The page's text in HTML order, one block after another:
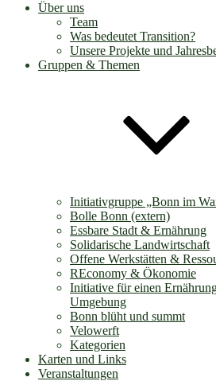
Über uns
Team
Was bedeutet Transition?
Unsere Projekte und
Gruppen & Themen
Initiativgruppe „Bonn im
Bolle Bonn (extern)
Essbare Stadt & Ernährung
Solidarische Landwirtschaft
Offene Werkstätten &
REconomy & Ökonomie
Initiative für einen
Umgebung
Bonn blüht und summt
Velowerft
Kategorien
Karten und Links
Veranstaltungen